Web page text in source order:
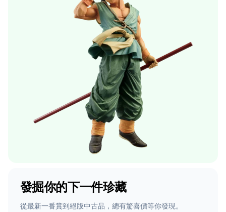
發掘你的下一件珍藏
從最新一番賞到絕版中古品，總有驚喜價等你發現。